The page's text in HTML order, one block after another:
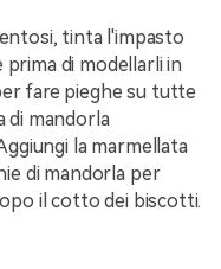
tinta l'impasto
di modellarli in
fare pieghe su tutte
di mandorla
la marmellata
di mandorla per
il cotto dei biscotti.